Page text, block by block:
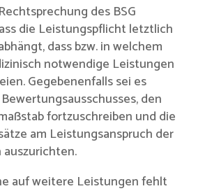
des BSG
die Leistungspflicht letztlich
dass bzw. in welchem
notwendige Leistungen
Gegebenenfalls sei es
den
fortzuschreiben und die
am Leistungsanspruch der
auf weitere Leistungen fehlt